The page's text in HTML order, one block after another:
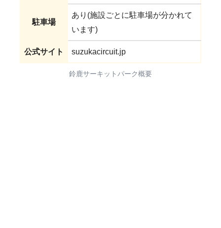
駐車場
あり(施設ごとに駐車場が分かれて
います)
公式サイト suzukacircuit.jp
鈴鹿サーキットパーク概要